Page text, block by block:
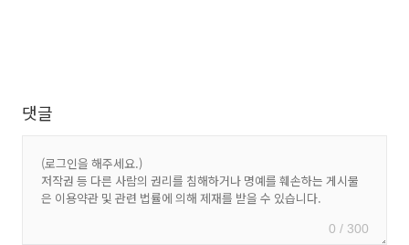
댓글
0 / 300